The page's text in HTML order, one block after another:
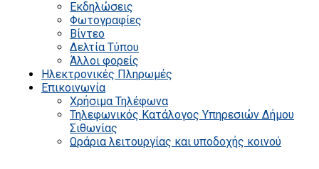
Εκδηλώσεις
Φωτογραφίες
Βίντεο
Δελτία Τύπου
Άλλοι φορείς
Ηλεκτρονικές Πληρωμές
Επικοινωνία
Χρήσιμα Τηλέφωνα
Τηλεφωνικός Κατάλογος Υπηρεσιών Δήμου
Σιθωνίας
Ωράρια λειτουργίας και υποδοχής κοινού